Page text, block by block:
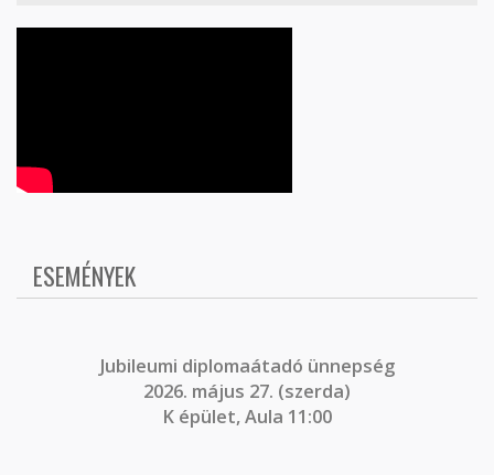
ESEMÉNYEK
Jubileumi diplomaátadó ünnepség
2026. május 27. (szerda)
K épület, Aula 11:00